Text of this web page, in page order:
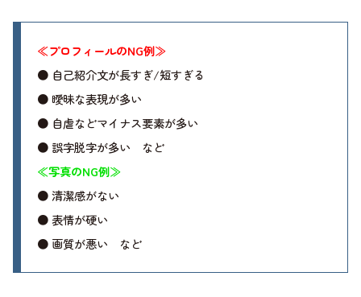
≪プロフィールのNG例≫
● 自己紹介文が長すぎ/短すぎる
● 曖昧な表現が多い
● 自虐などマイナス要素が多い
● 誤字脱字が多い など
≪写真のNG例≫
● 清潔感がない
● 表情が硬い
● 画質が悪い など